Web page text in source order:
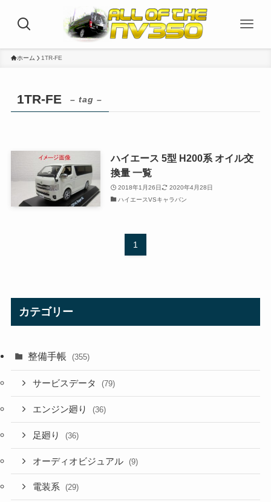
ホーム 1TR-FE
1TR-FE – tag –
ハイエース 5型 H200系 オイル交
換量 一覧
2018年1月26日
2020年4月28日
ハイエースVSキャラバン
1
カテゴリー
整備手帳 (355)
サービスデータ (79)
エンジン廻り (36)
足廻り (36)
オーディオビジュアル (9)
電装系 (29)